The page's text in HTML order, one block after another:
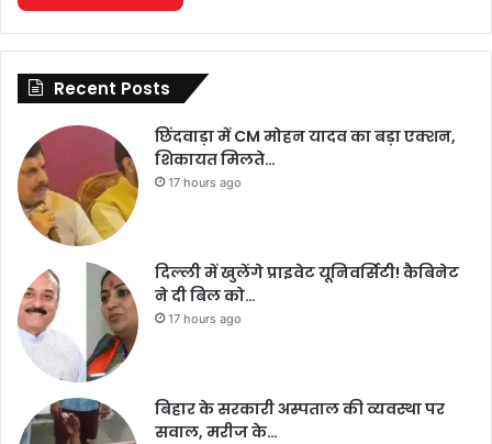
Recent Posts
छिंदवाड़ा में CM मोहन यादव का बड़ा एक्शन,
शिकायत मिलते…
17 hours ago
दिल्ली में खुलेंगे प्राइवेट यूनिवर्सिटी! कैबिनेट
ने दी बिल को…
17 hours ago
बिहार के सरकारी अस्पताल की व्यवस्था पर
सवाल, मरीज के…